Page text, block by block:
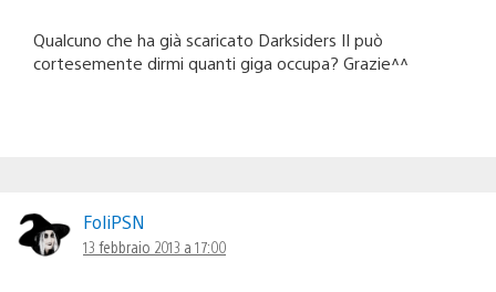
Qualcuno che ha già scaricato Darksiders II può
cortesemente dirmi quanti giga occupa? Grazie^^
FoliPSN
13 febbraio 2013 a 17:00